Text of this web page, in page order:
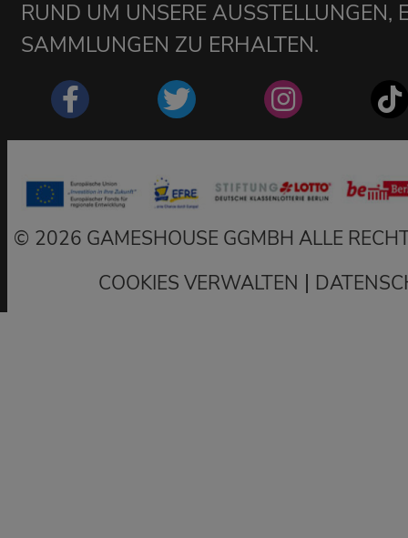
RUND UM UNSERE AUSSTELLUNGEN,
SAMMLUNGEN ZU ERHALTEN.
2026 GAMESHOUSE GGMBH ALLE
COOKIES VERWALTEN |